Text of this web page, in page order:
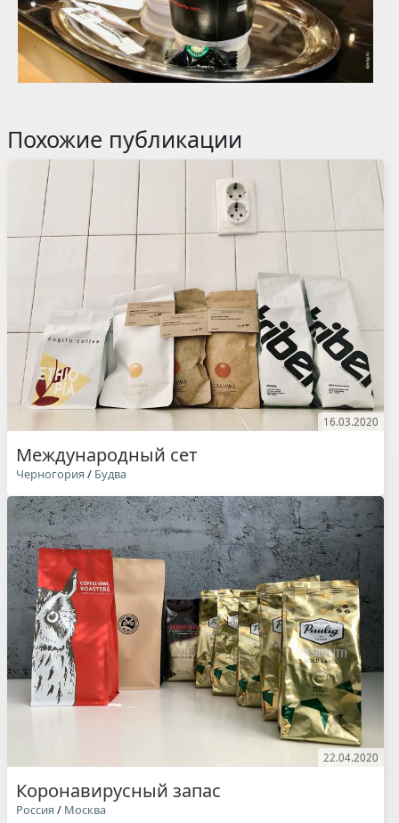
Похожие публикации
16.03.2020
Международный сет
Черногория / Будва
22.04.2020
Коронавирусный запас
Россия / Москва